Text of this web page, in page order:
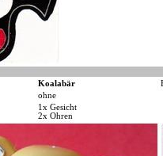
Koalabär
ohne
1x Gesicht
2x Ohren